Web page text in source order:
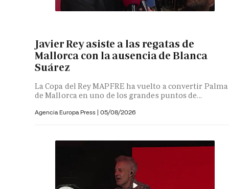
Javier Rey asiste a las regatas de
Mallorca con la ausencia de Blanca
Suárez
La Copa del Rey MAPFRE ha vuelto a convertir Palma
de Mallorca en uno de los grandes puntos de...
Agencia Europa Press | 05/08/2026